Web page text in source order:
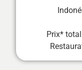
Prix*